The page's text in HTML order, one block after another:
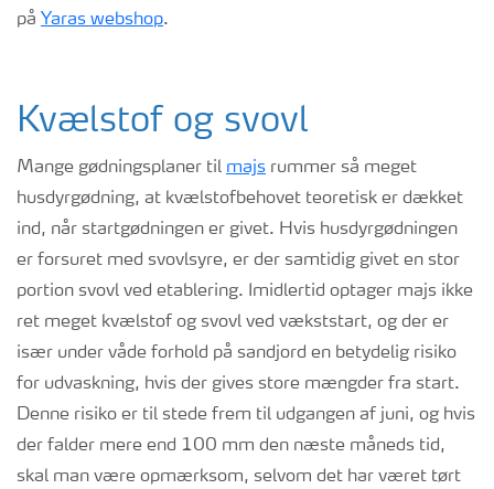
på Yaras webshop.
Kvælstof og svovl
Mange gødningsplaner til majs rummer så meget
husdyrgødning, at kvælstofbehovet teoretisk er dækket
ind, når startgødningen er givet. Hvis husdyrgødningen
er forsuret med svovlsyre, er der samtidig givet en stor
portion svovl ved etablering. Imidlertid optager majs ikke
ret meget kvælstof og svovl ved vækststart, og der er
især under våde forhold på sandjord en betydelig risiko
for udvaskning, hvis der gives store mængder fra start.
Denne risiko er til stede frem til udgangen af juni, og hvis
der falder mere end 100 mm den næste måneds tid,
skal man være opmærksom, selvom det har været tørt